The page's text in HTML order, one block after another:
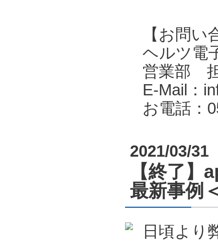
【お問い
ヘルツ電
営業部
E-Mail：
お電話：
2021/03/31
【終了
最新事例
日頃より